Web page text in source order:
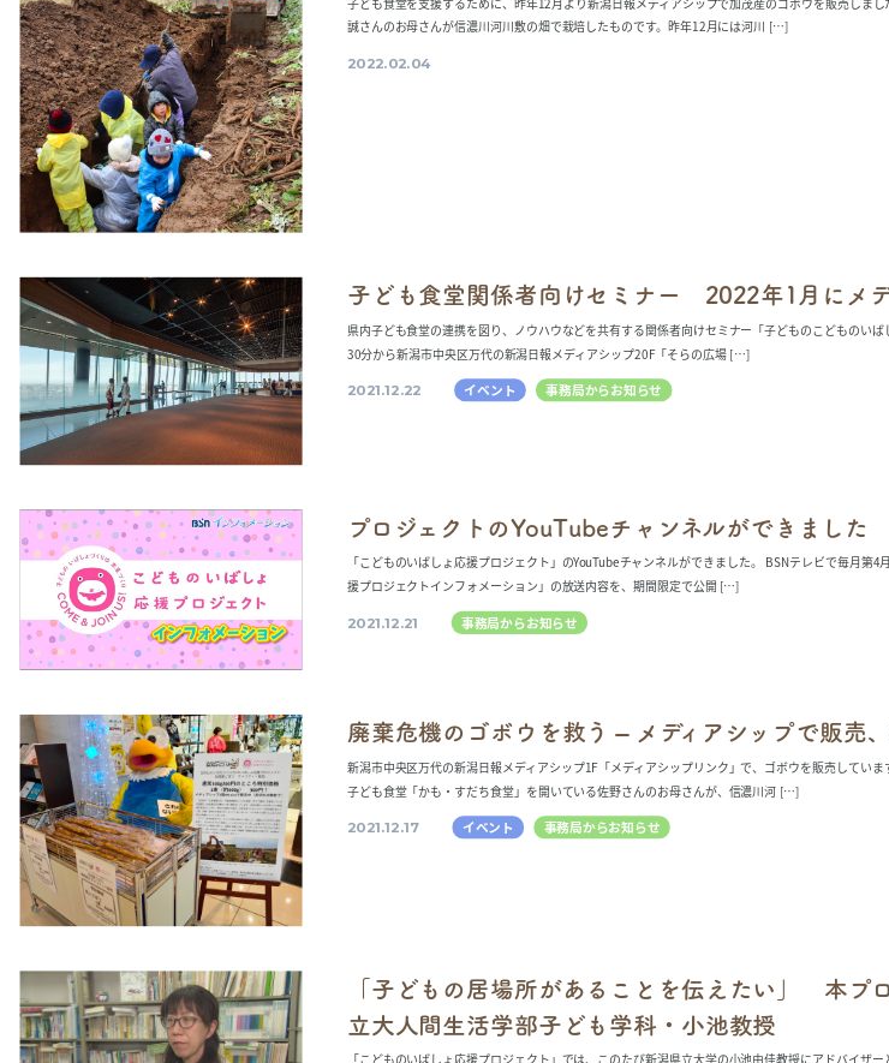
誠さんのお母さんが信濃川河川敷の畑で栽培したものです。昨年12月には河川 […]
2022.02.04
子ども食堂関係者向けセミナー 2022年1月にメ
県内子ども食堂の連携を図り、ノウハウなどを共有する関係者向けセミナー「子どものこどものい
30分から新潟市中央区万代の新潟日報メディアシップ20F「そらの広場 […]
2021.12.22 イベント 事務局からお知らせ
プロジェクトのYouTubeチャンネルができました
「こどものいばしょ応援プロジェクト」のYouTubeチャンネルができました。 BSNテレビで毎月第
援プロジェクトインフォメーション」の放送内容を、期間限定で公開 […]
2021.12.21 事務局からお知らせ
廃棄危機のゴボウを救う – メディアシップで販売
新潟市中央区万代の新潟日報メディアシップ1F「メディアシップリンク」で、ゴボウを販売してい
子ども食堂「かも・すだち食堂」を開いている佐野さんのお母さんが、信濃川河 […]
2021.12.17 イベント 事務局からお知らせ
「子どもの居場所があることを伝えたい」 本プ
立大人間生活学部子ども学科・小池教授
「こどものいばしょ応援プロジェクト」では、このたび新潟県立大学の小池由佳教授にアドバイザ